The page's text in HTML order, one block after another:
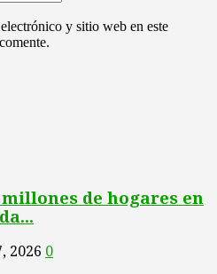
y sitio web en este
de hogares en
2026 0